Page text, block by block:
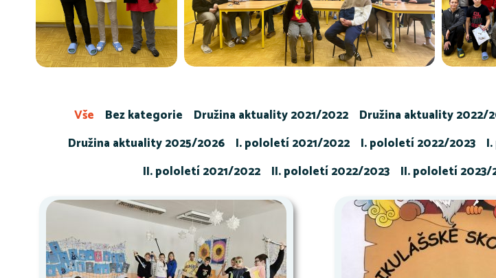
Bez kategorie Družina aktuality 2021/2022 Družina aktuality 2022/
Družina aktuality 2025/2026
I. pololetí 2021/2022 I. pololetí 2022/2023
II. pololetí 2021/2022
II. pololetí 2022/2023 II. pololetí 2023/
Vše